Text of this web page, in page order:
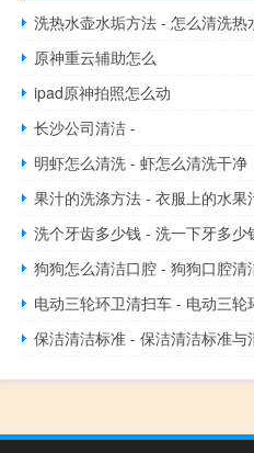
洗热水壶水垢方法 - 怎么清洗热
原神重云辅助怎么
ipad原神拍照怎么动
长沙公司清洁 -
明虾怎么清洗 - 虾怎么清洗干净
果汁的洗涤方法 - 衣服上的水果
洗个牙齿多少钱 - 洗一下牙多少
狗狗怎么清洁口腔 - 狗狗口腔清
电动三轮环卫清扫车 - 电动三轮
保洁清洁标准 - 保洁清洁标准与